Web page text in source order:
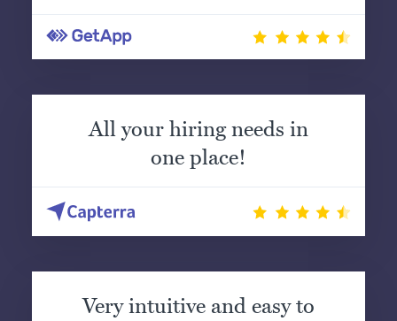
All your hiring needs in
one place!
Very intuitive and easy to